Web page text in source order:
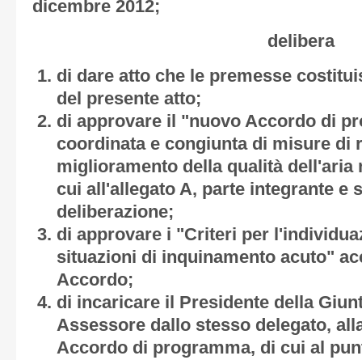
dicembre 2012;
delibera
di dare atto che le premesse
del presente atto;
di approvare il "nuovo Accordo di
coordinata e congiunta di misure di
miglioramento della qualità dell'aria
cui all'allegato A, parte integrante e
deliberazione;
di approvare i "Criteri per
situazioni di inquinamento acuto"
Accordo;
di incaricare il Presidente della
Assessore dallo stesso delegato,
Accordo di programma, di cui al